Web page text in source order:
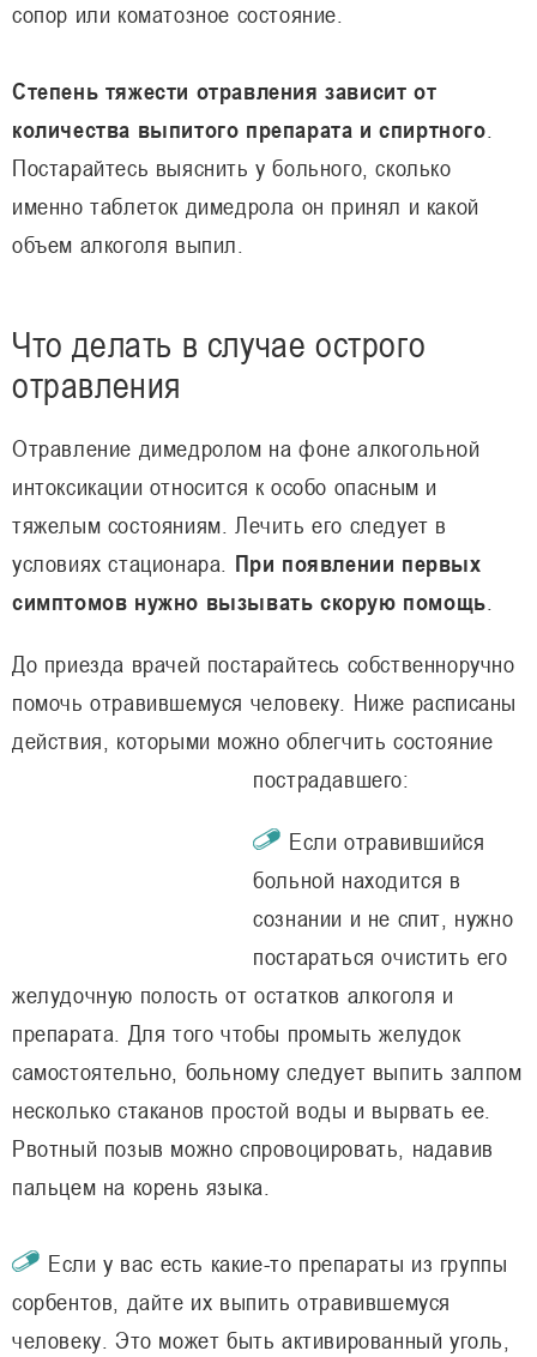
сопор или коматозное состояние.
Степень тяжести отравления зависит от
количества выпитого препарата и спиртного
Постарайтесь выяснить у больного, сколько
именно таблеток димедрола он принял и какой
объем алкоголя выпил.
Что делать в случае острого
отравления
Отравление димедролом на фоне алкогольной
интоксикации относится к особо опасным и
тяжелым состояниям. Лечить его следует в
условиях стационара. При появлении первых
симптомов нужно вызывать скорую помощь
До приезда врачей постарайтесь собственноручно
помочь отравившемуся человеку. Ниже расписаны
действия, которыми можно облегчить состояние
пострадавшего:
Если отравившийся
больной находится в
сознании и не спит, нужно
постараться очистить его
желудочную полость от остатков алкоголя и
препарата. Для того чтобы промыть желудок
самостоятельно, больному следует выпить залпом
несколько стаканов простой воды и вырвать ее.
Рвотный позыв можно спровоцировать, надавив
пальцем на корень языка.
Если у вас есть какие-то препараты из группы
сорбентов, дайте их выпить отравившемуся
человеку. Это может быть активированный уголь,